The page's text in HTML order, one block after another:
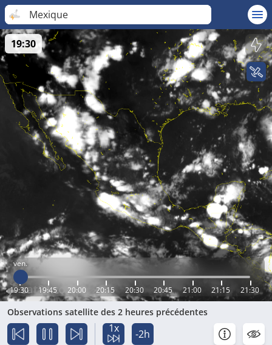
Mexique
ven.
19:30 19:45 20:00 20:15 20:30 20:45 21:00 21:15 21:30
19:30
Observations satellite des 2 heures précédentes
1x -2h